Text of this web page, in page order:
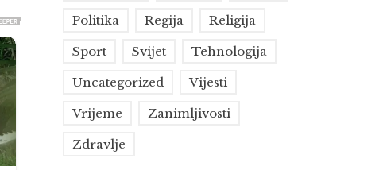
Politika Regija Religija
Sport Svijet Tehnologija
Uncategorized Vijesti
Vrijeme Zanimljivosti
Zdravlje